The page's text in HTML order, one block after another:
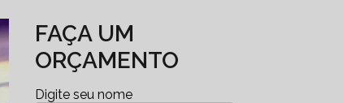
FAÇA UM
ORÇAMENTO
Digite seu nome